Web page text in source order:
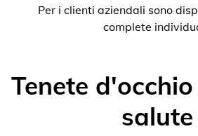
Per i clienti aziendali sono
complete
Tenete
salute